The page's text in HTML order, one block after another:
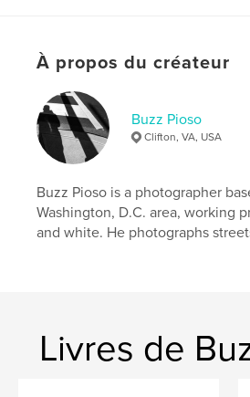
Format choisi:Format paysage,
# de pages:
Date de publication: janv 17, 2026
Langue English
Mots-clés
dc , washington ,
À propos du créateur
Buzz Pioso
Clifton, VA, USA
Buzz Pioso is a photographer
Washington, D.C. area, working
and white. He photographs
Livres de